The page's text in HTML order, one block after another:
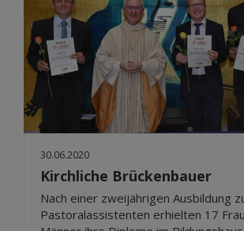
30.06.2020
Kirchliche Brückenbauer
Nach einer zweijährigen Ausbildung
Pastoralassistenten erhielten 17